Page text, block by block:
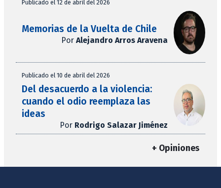
Publicado el 12 de abril del 2026
Memorias de la Vuelta de Chile
Por Alejandro Arros Aravena
Publicado el 10 de abril del 2026
Del desacuerdo a la violencia:
cuando el odio reemplaza las
ideas
Por Rodrigo Salazar Jiménez
+ Opiniones